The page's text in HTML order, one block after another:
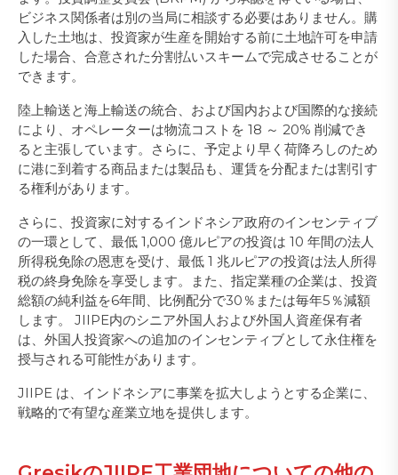
ビジネス関係者は別の当局に相談する必要はありません。購
入した土地は、投資家が生産を開始する前に土地許可を申請
した場合、合意された分割払いスキームで完成させることが
できます。
陸上輸送と海上輸送の統合、および国内および国際的な接続
により、オペレーターは物流コストを 18 ～ 20% 削減でき
ると主張しています。さらに、予定より早く荷降ろしのため
に港に到着する商品または製品も、運賃を分配または割引す
る権利があります。
さらに、投資家に対するインドネシア政府のインセンティブ
の一環として、最低 1,000 億ルピアの投資は 10 年間の法人
所得税免除の恩恵を受け、最低 1 兆ルピアの投資は法人所得
税の終身免除を享受します。また、指定業種の企業は、投資
総額の純利益を6年間、比例配分で30％または毎年5％減額
します。 JIIPE内のシニア外国人および外国人資産保有者
は、外国人投資家への追加のインセンティブとして永住権を
授与される可能性があります。
JIIPE は、インドネシアに事業を拡大しようとする企業に、
戦略的で有望な産業立地を提供します。